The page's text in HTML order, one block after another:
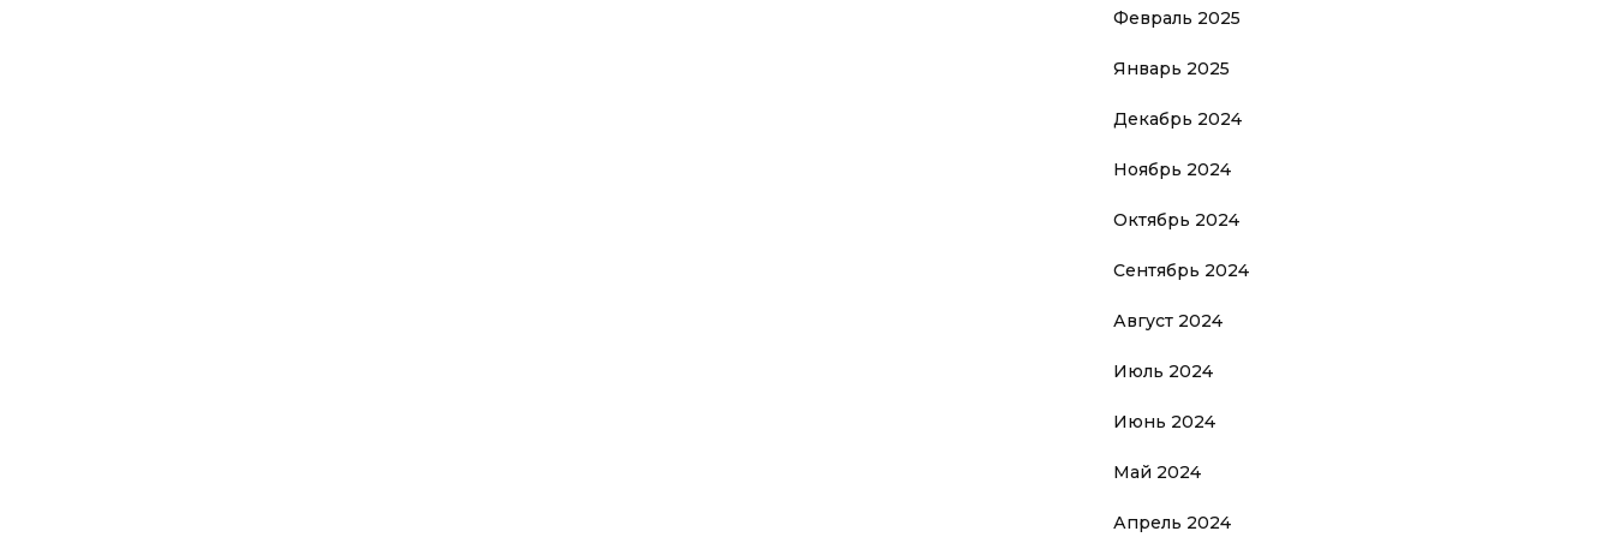
Февраль 2025
Январь 2025
Декабрь 2024
Ноябрь 2024
Октябрь 2024
Сентябрь 2024
Август 2024
Июль 2024
Июнь 2024
Май 2024
Апрель 2024